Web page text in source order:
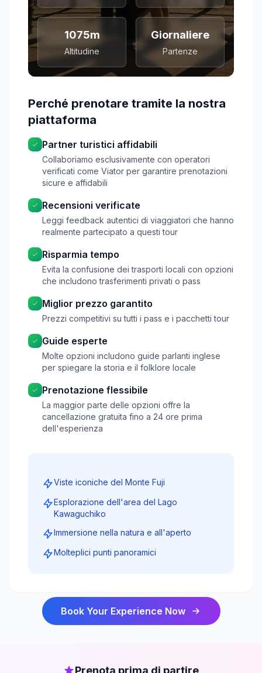
1075m
Altitudine
Giornaliere
Partenze
Perché prenotare tramite la nostra
piattaforma
Partner turistici affidabili
Collaboriamo esclusivamente con operatori
verificati come Viator per garantire prenotazioni
sicure e affidabili
Recensioni verificate
Leggi feedback autentici di viaggiatori che hanno
realmente partecipato a questi tour
Risparmia tempo
Evita la confusione dei trasporti locali con opzioni
che includono trasferimenti privati o pass
Miglior prezzo garantito
Prezzi competitivi su tutti i pass e i pacchetti tour
Guide esperte
Molte opzioni includono guide parlanti inglese
per spiegare la storia e il folklore locale
Prenotazione flessibile
La maggior parte delle opzioni offre la
cancellazione gratuita fino a 24 ore prima
dell'esperienza
Viste iconiche del Monte Fuji
Esplorazione dell'area del Lago
Kawaguchiko
Immersione nella natura e all'aperto
Molteplici punti panoramici
Book Your Experience Now
Prenota prima di partire